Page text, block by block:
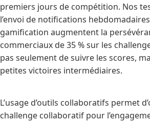
premiers jours de compétition. Nos
l’envoi de notifications
gamification augmentent la
commerciaux de 35 % sur les
pas seulement de suivre les scores,
petites victoires intermédiaires.
L’usage d’outils collaboratifs permet
challenge collaboratif pour